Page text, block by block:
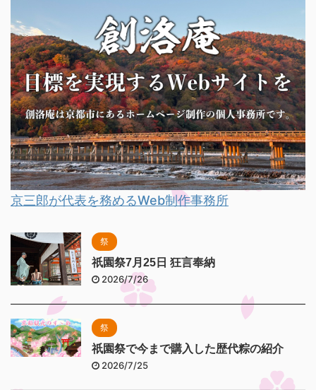
京三郎が代表を務めるWeb制作事務所
祭
祇園祭7月25日 狂言奉納
2026/7/26
祭
祇園祭で今まで購入した歴代粽の紹介
2026/7/25